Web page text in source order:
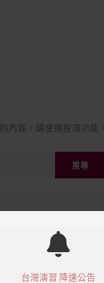
台灣演習 降速公告
內容。請使用搜尋功能